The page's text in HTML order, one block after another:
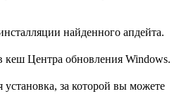
найденного апдейта.
кеш Центра обновления Windows.
установка, за которой вы можете